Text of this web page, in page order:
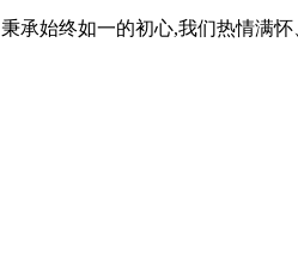
承始终如一的初心,我们热情满